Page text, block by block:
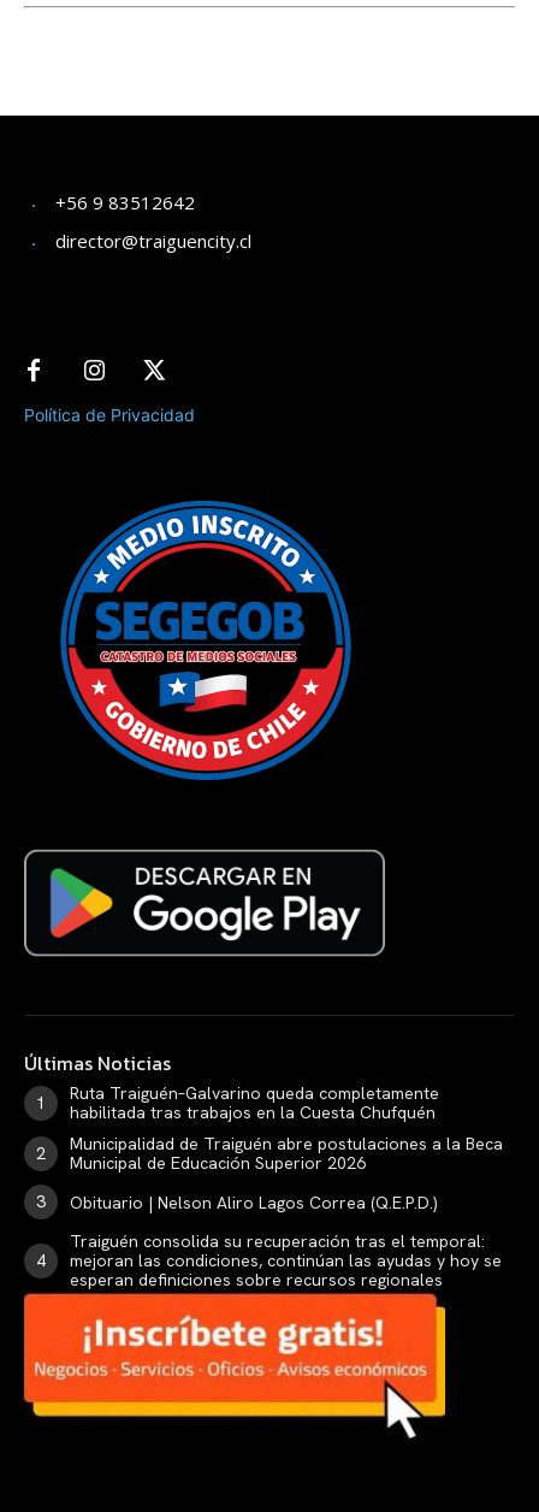
+56 9 83512642
director@traiguencity.cl
Política de Privacidad
Últimas Noticias
Ruta Traiguén–Galvarino queda completamente
habilitada tras trabajos en la Cuesta Chufquén
Municipalidad de Traiguén abre postulaciones a la Beca
Municipal de Educación Superior 2026
Obituario | Nelson Aliro Lagos Correa (Q.E.P.D.)
Traiguén consolida su recuperación tras el temporal:
mejoran las condiciones, continúan las ayudas y hoy se
esperan definiciones sobre recursos regionales